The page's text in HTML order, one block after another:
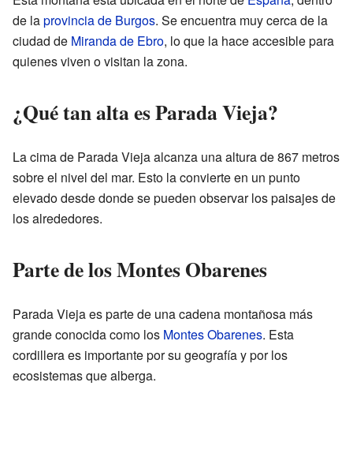
de laprovincia de Burgos. Se encuentra muy cerca de la
ciudad de Miranda de Ebro, lo que la hace accesible para
quienes viven o visitan la zona.
¿Qué tan alta es Parada Vieja?
La cima de Parada Vieja alcanza una altura de 867 metros
sobre el nivel del mar. Esto la convierte en un punto
elevado desde donde se pueden observar los paisajes de
los alrededores.
Parte de los Montes Obarenes
Parada Vieja es parte de una cadena montañosa más
grande conocida como los Montes Obarenes. Esta
cordillera es importante por su geografía y por los
ecosistemas que alberga.